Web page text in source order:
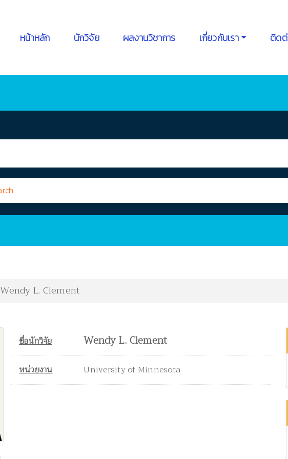
หน้าหลัก นักวิจัย ผลงานวิชาการ เกี่ยวกับเรา ติดต่
Wendy L. Clement
ชื่อนักวิจัย Wendy L. Clement
หน่วยงาน University of Minnesota